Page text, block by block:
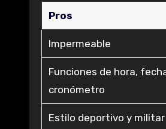
Pros
Impermeable
Funciones de hora,
cronómetro
Estilo deportivo y militar